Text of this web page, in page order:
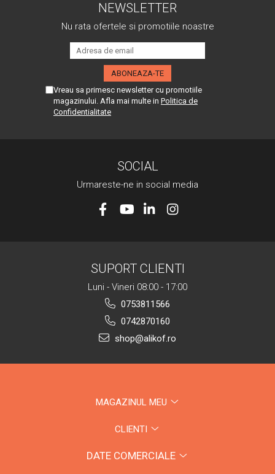
NEWSLETTER
Nu rata ofertele si promotiile noastre
Vreau sa primesc newsletter cu promotiile
magazinului. Afla mai multe in Politica de
Confidentialitate
SOCIAL
Urmareste-ne in social media
SUPORT CLIENTI
Luni - Vineri 08:00 - 17:00
0753811566
0742870160
shop@alikof.ro
MAGAZINUL MEU
CLIENTI
DATE COMERCIALE